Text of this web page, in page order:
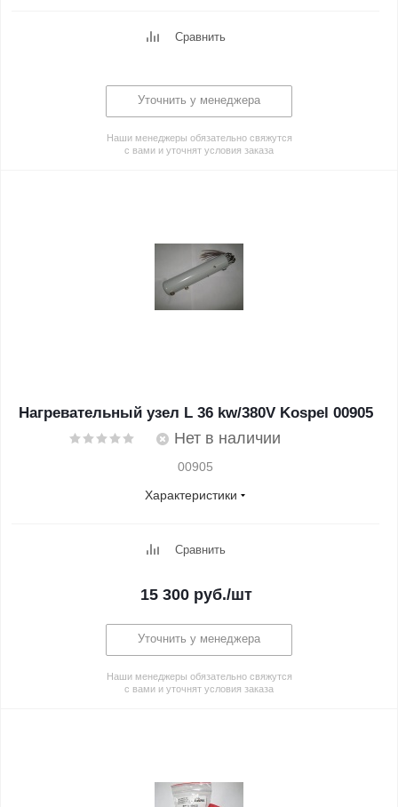
Сравнить
Уточнить у менеджера
Наши менеджеры обязательно свяжутся
с вами и уточнят условия заказа
Нагревательный узел L 36 kw/380V Kospel 00905
Нет в наличии
00905
Характеристики
Сравнить
15 300руб./шт
Уточнить у менеджера
Наши менеджеры обязательно свяжутся
с вами и уточнят условия заказа